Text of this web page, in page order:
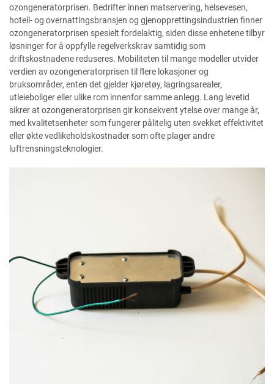
ozongeneratorprisen. Bedrifter innen matservering, helsevesen,
hotell- og overnattingsbransjen og gjenopprettingsindustrien finner
ozongeneratorprisen spesielt fordelaktig, siden disse enhetene tilbyr
løsninger for å oppfylle regelverkskrav samtidig som
driftskostnadene reduseres. Mobiliteten til mange modeller utvider
verdien av ozongeneratorprisen til flere lokasjoner og
bruksområder, enten det gjelder kjøretøy, lagringsarealer,
utleieboliger eller ulike rom innenfor samme anlegg. Lang levetid
sikrer at ozongeneratorprisen gir konsekvent ytelse over mange år,
med kvalitetsenheter som fungerer pålitelig uten svekket effektivitet
eller økte vedlikeholdskostnader som ofte plager andre
luftrensningsteknologier.